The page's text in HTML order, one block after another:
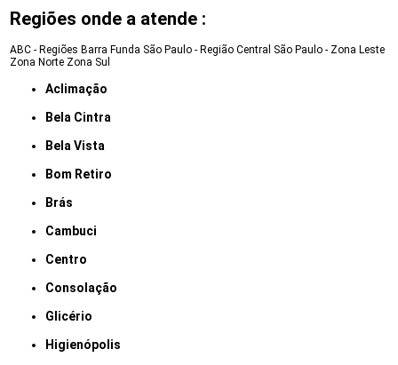
Regiões onde a atende :
ABC - Regiões Barra Funda São Paulo - Região Central São Paulo - Zona Leste
Zona Norte Zona Sul
Aclimação
Bela Cintra
Bela Vista
Bom Retiro
Brás
Cambuci
Centro
Consolação
Glicério
Higienópolis